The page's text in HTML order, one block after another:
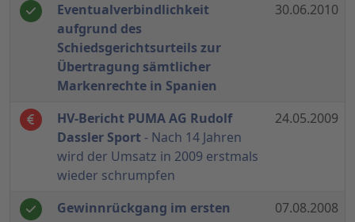
Eventualverbindlichkeit
aufgrund des
Schiedsgerichtsurteils zur
Übertragung sämtlicher
Markenrechte in Spanien
30.06.2010
HV-Bericht PUMA AG Rudolf
Dassler Sport- Nach 14 Jahren
wird der Umsatz in 2009 erstmals
wieder schrumpfen
24.05.2009
Gewinnrückgang im ersten
07.08.2008